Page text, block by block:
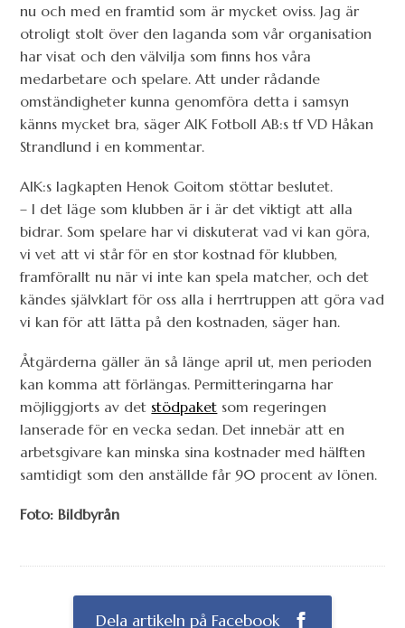
nu och med en framtid som är mycket oviss. Jag är
otroligt stolt över den laganda som vår organisation
har visat och den välvilja som finns hos våra
medarbetare och spelare. Att under rådande
omständigheter kunna genomföra detta i samsyn
känns mycket bra, säger AIK Fotboll AB:s tf VD Håkan
Strandlund i en kommentar.
AIK:s lagkapten Henok Goitom stöttar beslutet.
– I det läge som klubben är i är det viktigt att alla
bidrar. Som spelare har vi diskuterat vad vi kan göra,
vi vet att vi står för en stor kostnad för klubben,
framförallt nu när vi inte kan spela matcher, och det
kändes självklart för oss alla i herrtruppen att göra vad
vi kan för att lätta på den kostnaden, säger han.
Åtgärderna gäller än så länge april ut, men perioden
kan komma att förlängas. Permitteringarna har
möjliggjorts av det stödpaket som regeringen
lanserade för en vecka sedan. Det innebär att en
arbetsgivare kan minska sina kostnader med hälften
samtidigt som den anställde får 90 procent av lönen.
Foto: Bildbyrån
Dela artikeln på Facebook